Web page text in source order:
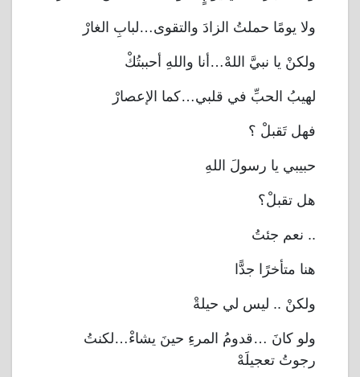
ولا يومًا حملتُ الزادَ والتقوى…لبابِ الغارْ
ولكنْ يا نبيَّ اللهْ…أنا واللهِ أحببتُكْ
لهيبُ الحبِّ في قلبي…كما الإعصارْ
فهل تَقبلْ ؟
حبيبي يا رسولَ اللهِ
هل تقبلْ؟
نعم جئتُ ..
هنا متأخرًا جدًّا
ولكنْ .. ليس لي حيلةْ
ولو كانَ …قدومُ المرءِ حينَ يشاءْ…لكنتُ
رجوتُ تعجيلَهْ